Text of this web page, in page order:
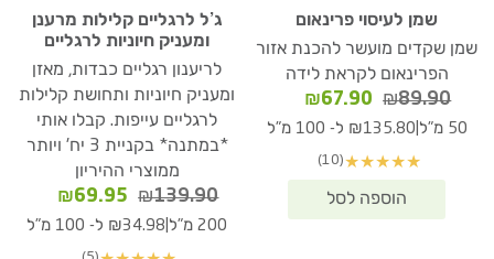
שמן לעיסוי פרינאום
שמן שקדים מועשר להכנת אזור
הפרינאום לקראת לידה
₪89.90
המחיר
המקורי
₪89.90.
₪67.90
המחיר
הנוכחי
50 מ"ל ₪135.80 ל- 100 מ"ל
★
★
★
★
★
(10)
ג’ל לרגליים קלילות מרענן
ומעניק חיוניות לרגליים
לריענון רגליים כבדות, מאזן
ומעניק חיוניות ותחושת קלילות
לרגליים עייפות. קבלו אותי
*במתנה* בקניית 3 יח' ויותר
ממוצרי ההיריון
₪139.90
המחיר
המקורי
₪69.95
המחיר
הנוכחי
200 מ"ל ₪34.98 ל- 100 מ"ל